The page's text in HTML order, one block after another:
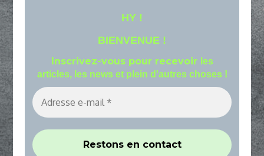
HY !
BIENVENUE !
Inscrivez-vous pour recevoir les
articles, les news et plein d'autres choses !